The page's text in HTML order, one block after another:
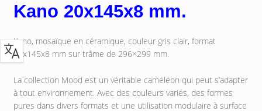
Kano 20x145x8 mm.
Kano, mosaïque en céramique, couleur gris clair, format
20x145x8 mm sur trâme de 296×299 mm.
La collection Mood est un véritable caméléon qui peut s’adapter
à tout environnement. Avec des couleurs variés, des formes
pures dans divers formats et une utilisation modulaire à surface